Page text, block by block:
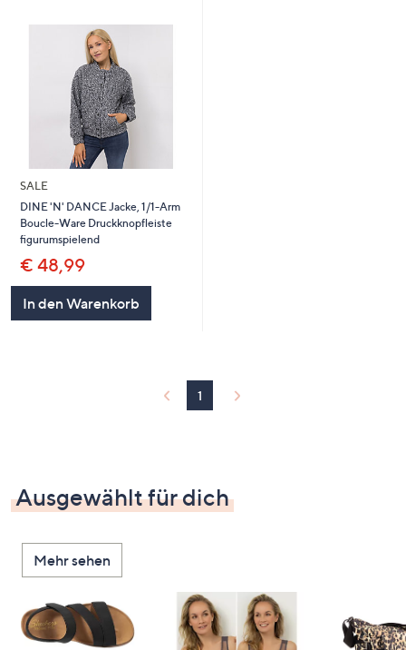
SALE
DINE 'N' DANCE Jacke, 1/1-Arm
Boucle-Ware Druckknopfleiste
figurumspielend
€ 48,99
In den Warenkorb
1
Ausgewählt für dich
Mehr sehen